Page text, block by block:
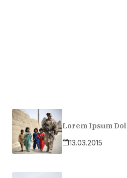
Lorem Ipsum
13.03.2015